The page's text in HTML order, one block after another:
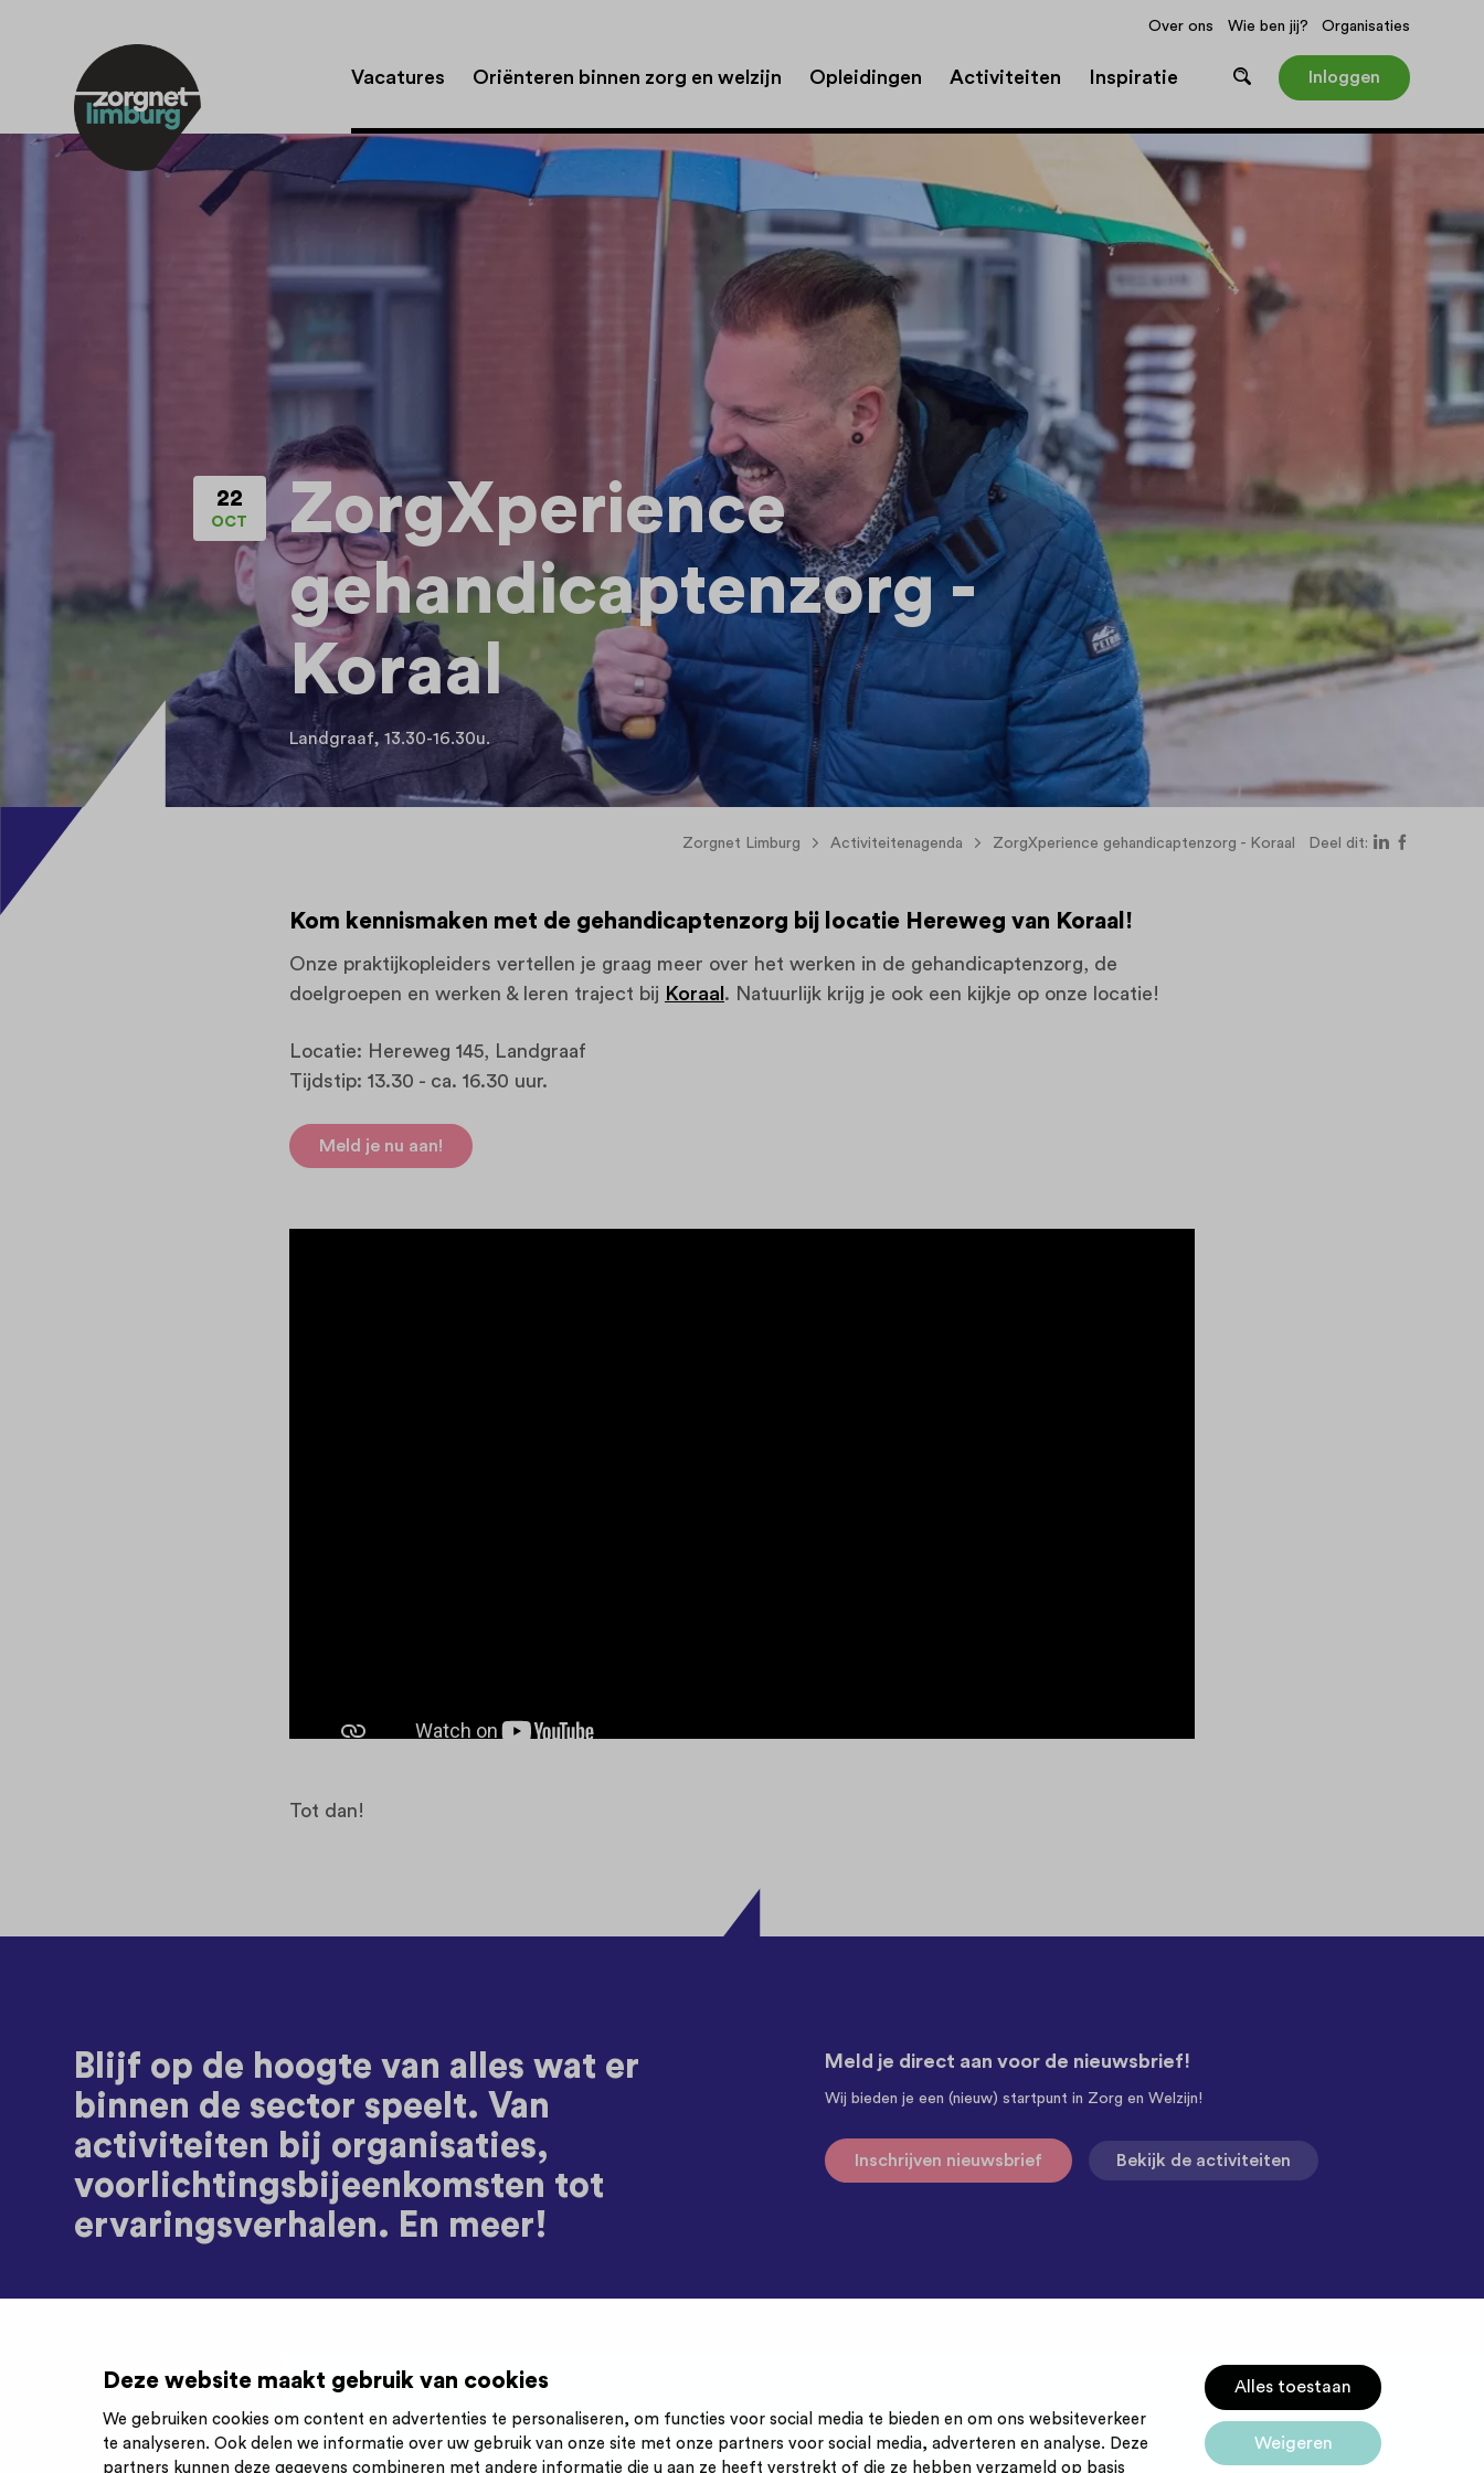
Deze website maakt gebruik van cookies
We gebruiken cookies om content en advertenties te personaliseren, om functies voor social media te bieden en om ons websiteverkeer
te analyseren. Ook delen we informatie over uw gebruik van onze site met onze partners voor social media, adverteren en analyse. Deze
partners kunnen deze gegevens combineren met andere informatie die u aan ze heeft verstrekt of die ze hebben verzameld op basis
Alles toestaan
Weigeren
Over ons Wie ben jij? Organisaties
Vacatures Oriënteren binnen zorg en welzijn Opleidingen Activiteiten Inspiratie Inloggen
22
OCT
ZorgXperience
gehandicaptenzorg -
Koraal
Landgraaf, 13.30-16.30u.
Zorgnet Limburg Activiteitenagenda ZorgXperience gehandicaptenzorg - Koraal Deel dit:
Kom kennismaken met de gehandicaptenzorg bij locatie Hereweg van Koraal!
Onze praktijkopleiders vertellen je graag meer over het werken in de gehandicaptenzorg, de
doelgroepen en werken & leren traject bij Koraal . Natuurlijk krijg je ook een kijkje op onze locatie!
Locatie: Hereweg 145, Landgraaf
Tijdstip: 13.30 - ca. 16.30 uur.
Meld je nu aan!
Tot dan!
Blijf op de hoogte van alles wat er
binnen de sector speelt. Van
activiteiten bij organisaties,
voorlichtingsbijeenkomsten tot
ervaringsverhalen. En meer!
Meld je direct aan voor de nieuwsbrief!
Wij bieden je een (nieuw) startpunt in Zorg en Welzijn!
Inschrijven nieuwsbrief Bekijk de activiteiten